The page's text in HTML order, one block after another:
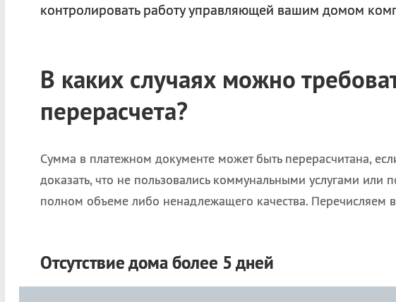
контролировать работу управляющей вашим домом
В каких случаях можно
перерасчета?
Сумма в платежном документе может быть перерасчитана,
доказать, что не пользовались коммунальными услугами или
полном объеме либо ненадлежащего качества. Перечисляем
Отсутствие дома более 5 дней